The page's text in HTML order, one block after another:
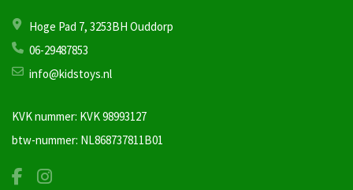
Hoge Pad 7, 3253BH Ouddorp
06-29487853
info@kidstoys.nl
KVK nummer: KVK 98993127
btw-nummer: NL868737811B01